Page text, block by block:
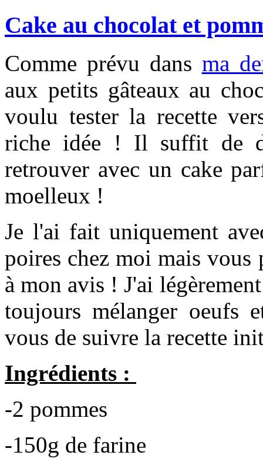
Cake au chocolat et
Comme prévu dans ma
aux petits gâteaux au
voulu tester la recette
riche idée ! Il suffit de
retrouver avec un cake
moelleux !
Je l'ai fait uniquement
poires chez moi mais vous
à mon avis ! J'ai
toujours mélanger oeufs
vous de suivre la recette
Ingrédients :
-2 pommes
-150g de farine